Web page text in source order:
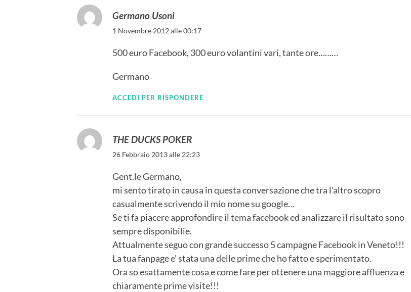
Germano Usoni
1 Novembre 2012 alle 00:17
500 euro Facebook, 300 euro volantini vari, tante ore………
Germano
ACCEDI PER RISPONDERE
THE DUCKS POKER
26 Febbraio 2013 alle 22:23
Gent.le Germano,
mi sento tirato in causa in questa conversazione che tra l’altro scopro
casualmente scrivendo il mio nome su google…
Se ti fa piacere approfondire il tema facebook ed analizzare il risultato sono
sempre disponibilie.
Attualmente seguo con grande successo 5 campagne Facebook in Veneto!!!
La tua fanpage e’ stata una delle prime che ho fatto e sperimentato.
Ora so esattamente cosa e come fare per ottenere una maggiore affluenza e
chiaramente prime visite!!!